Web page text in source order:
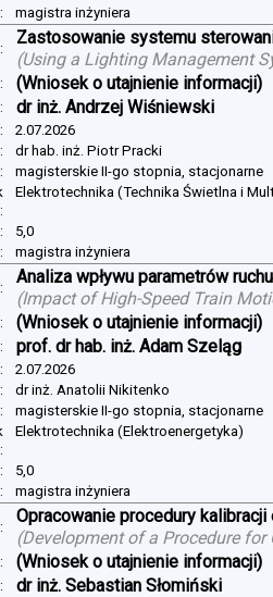
magistra inżyniera
Zastosowanie systemu
(Using a Lighting Management
(Wniosek o utajnienie informacji)
dr inż. Andrzej Wiśniewski
2.07.2026
dr hab. inż. Piotr Pracki
magisterskie II-go stopnia, stacjonarne
Elektrotechnika (Technika Świetlna i
5,0
magistra inżyniera
Analiza wpływu parametrów
(Impact of High-Speed Train
(Wniosek o utajnienie informacji)
prof. dr hab. inż. Adam Szeląg
2.07.2026
dr inż. Anatolii Nikitenko
magisterskie II-go stopnia, stacjonarne
Elektrotechnika (Elektroenergetyka)
5,0
magistra inżyniera
Opracowanie procedury
(Development of a Procedure for
(Wniosek o utajnienie informacji)
dr inż. Sebastian Słomiński